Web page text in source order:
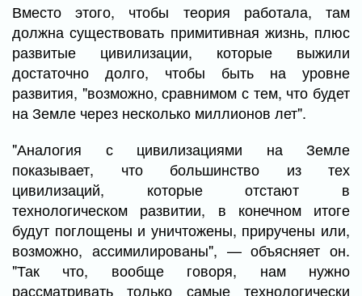
Вместо этого, чтобы теория работала, там
должна существовать примитивная жизнь, плюс
развитые цивилизации, которые выжили
достаточно долго, чтобы быть на уровне
развития, "возможно, сравнимом с тем, что будет
на Земле через несколько миллионов лет".
"Аналогия с цивилизациями на Земле
показывает, что большинство из тех
цивилизаций, которые отстают в
технологическом развитии, в конечном итоге
будут поглощены и уничтожены, приручены или,
возможно, ассимилированы", — объясняет он.
"Так что, вообще говоря, нам нужно
рассматривать только самые технологически